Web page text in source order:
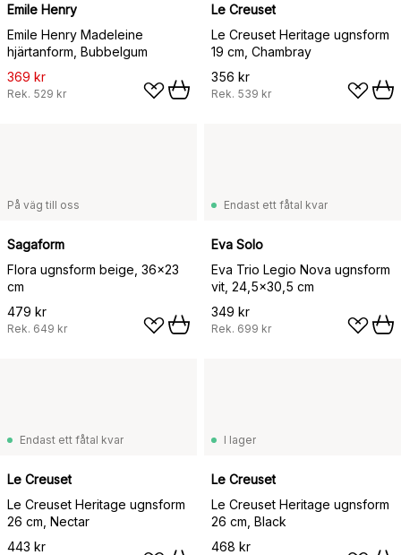
Emile Henry
Emile Henry Madeleine
hjärtanform, Bubbelgum
369 kr
Rek. 529 kr
Le Creuset
Le Creuset Heritage ugnsform
19 cm, Chambray
356 kr
Rek. 539 kr
På väg till oss
Sagaform
Flora ugnsform beige, 36x23
cm
479 kr
Rek. 649 kr
Endast ett fåtal kvar
Eva Solo
Eva Trio Legio Nova ugnsform
vit, 24,5x30,5 cm
349 kr
Rek. 699 kr
Endast ett fåtal kvar
Le Creuset
Le Creuset Heritage ugnsform
26 cm, Nectar
443 kr
I lager
Le Creuset
Le Creuset Heritage ugnsform
26 cm, Black
468 kr